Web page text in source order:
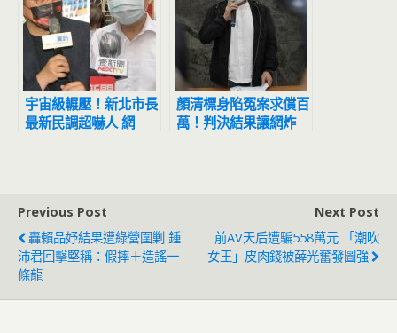
宇宙級輾壓！新北市長
最新民調超嚇人 網
顏清標身陷冤案求償百
萬！判決結果讓網炸
Previous Post
轟賴品妤結果遭綠營圍剿 鍾
沛君回擊堅稱：假摔＋造謠一
條龍
Next Post
前AV天后遭騙558萬元 「潮吹
女王」皮肉錢被薛光奮發圖強